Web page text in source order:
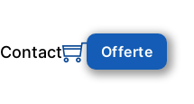
Contact Offerte